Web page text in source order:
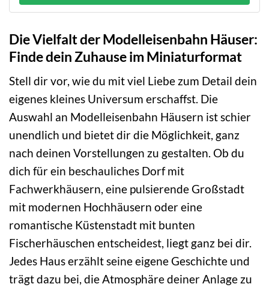
Die Vielfalt der Modelleisenbahn Häuser:
Finde dein Zuhause im Miniaturformat
Stell dir vor, wie du mit viel Liebe zum Detail dein
eigenes kleines Universum erschaffst. Die
Auswahl an Modelleisenbahn Häusern ist schier
unendlich und bietet dir die Möglichkeit, ganz
nach deinen Vorstellungen zu gestalten. Ob du
dich für ein beschauliches Dorf mit
Fachwerkhäusern, eine pulsierende Großstadt
mit modernen Hochhäusern oder eine
romantische Küstenstadt mit bunten
Fischerhäuschen entscheidest, liegt ganz bei dir.
Jedes Haus erzählt seine eigene Geschichte und
trägt dazu bei, die Atmosphäre deiner Anlage zu